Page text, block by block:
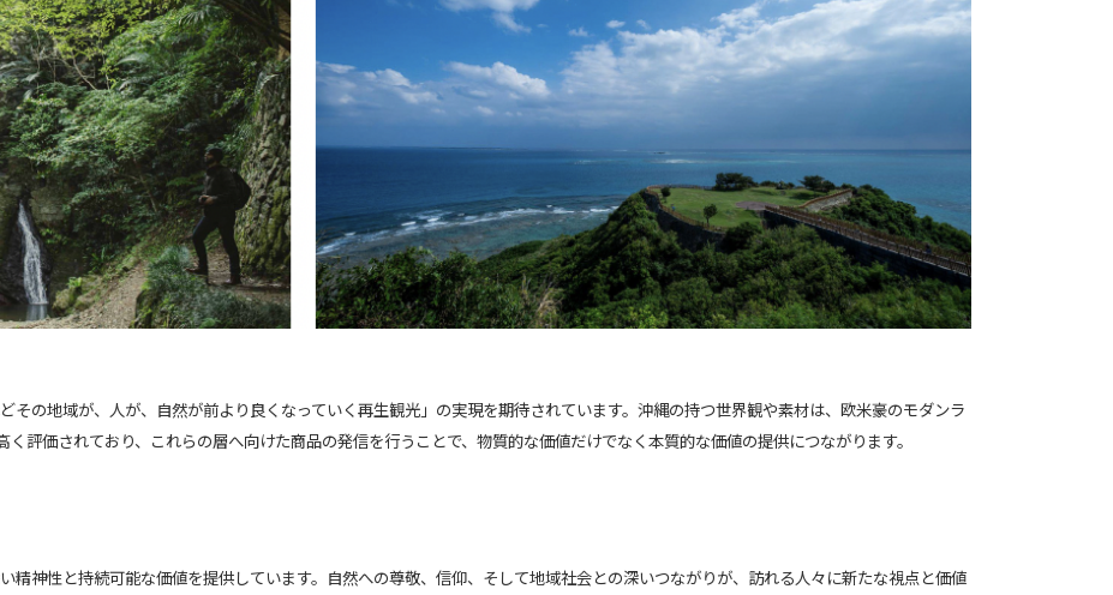
その地域が、人が、自然が前より良くなっていく再生観光」の実現を期待されています。沖縄の持つ世界観や素材は、欧米豪のモダンラ
評価されており、これらの層へ向けた商品の発信を行うことで、物質的な価値だけでなく本質的な価値の提供につながります。
精神性と持続可能な価値を提供しています。自然への尊敬、信仰、そして地域社会との深いつながりが、訪れる人々に新たな視点と価値